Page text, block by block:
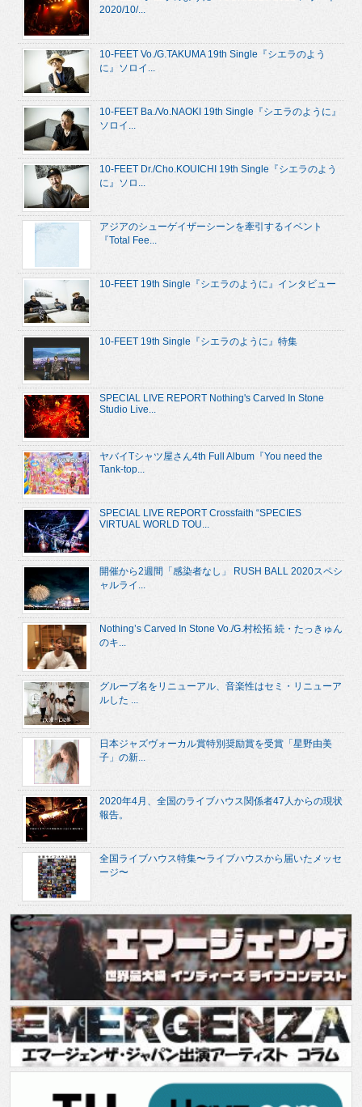
2020/10/...
10-FEET Vo./G.TAKUMA 19th Single『シエラのよう
に』ソロイ...
10-FEET Ba./Vo.NAOKI 19th Single『シエラのように』
ソロイ...
10-FEET Dr./Cho.KOUICHI 19th Single『シエラのよう
に』ソロ...
アジアのシューゲイザーシーンを牽引するイベント
『Total Fee...
10-FEET 19th Single『シエラのように』インタビュー
10-FEET 19th Single『シエラのように』特集
SPECIAL LIVE REPORT Nothing's Carved In Stone
Studio Live...
ヤバイTシャツ屋さん4th Full Album『You need the
Tank-top...
SPECIAL LIVE REPORT Crossfaith “SPECIES
VIRTUAL WORLD TOU...
開催から2週間「感染者なし」 RUSH BALL 2020スペシ
ャルライ...
Nothing’s Carved In Stone Vo./G.村松拓 続・たっきゅん
のキ...
グループ名をリニューアル、音楽性はセミ・リニューア
ルした ...
日本ジャズヴォーカル賞特別奨励賞を受賞「星野由美
子」の新...
2020年4月、全国のライブハウス関係者47人からの現状
報告。
全国ライブハウス特集〜ライブハウスから届いたメッセ
ージ〜